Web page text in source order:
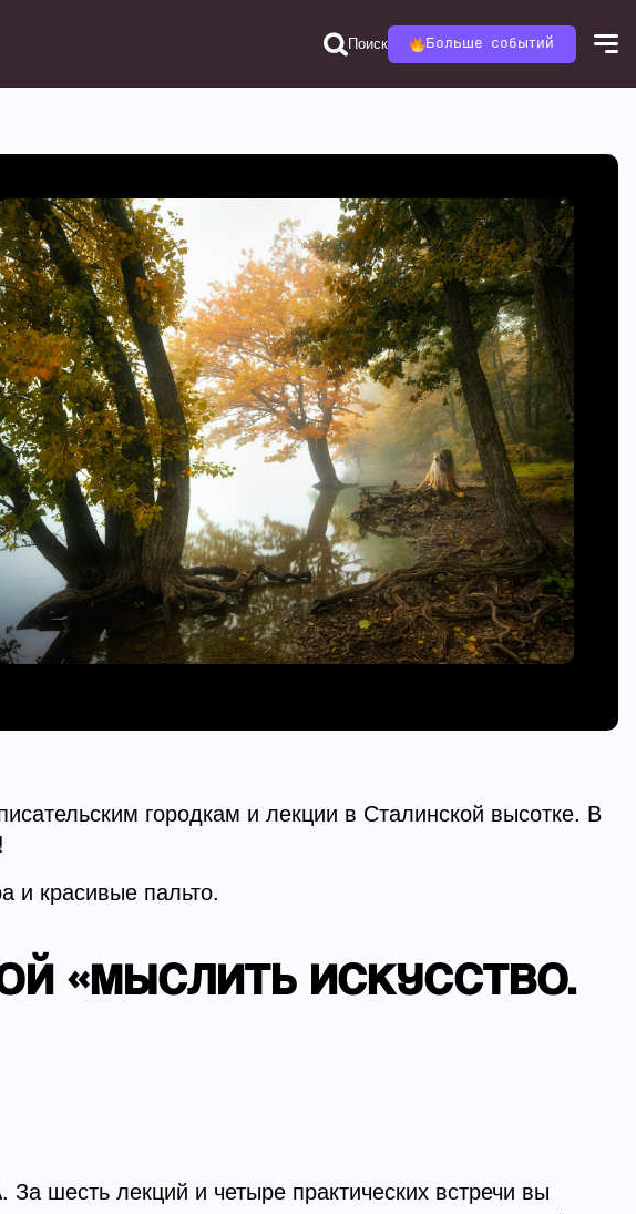
Поиск Больше событий
городкам и лекции в Сталинской высотке. В
и красивые пальто.
«МЫСЛИТЬ ИСКУССТВО.
шесть лекций и четыре практических встречи вы